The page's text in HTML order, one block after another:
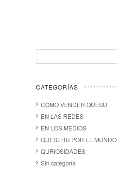
CATEGORÍAS
CÓMO VENDER QUESU
EN LAS REDES
EN LOS MEDIOS
QUESERU POR EL MUNDO
QURIOSIDADES
Sin categoría